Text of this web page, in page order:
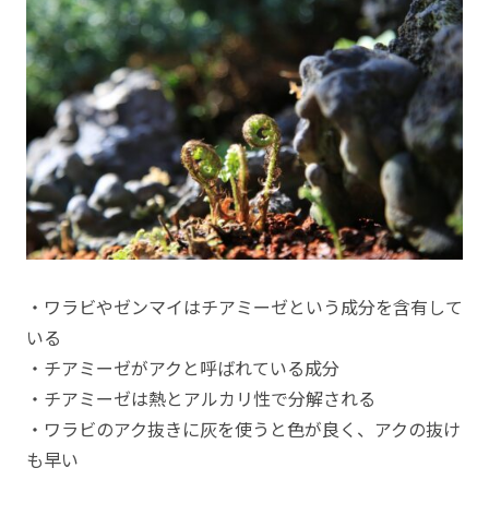
・ワラビやゼンマイはチアミーゼという成分を含有して
いる
・チアミーゼがアクと呼ばれている成分
・チアミーゼは熱とアルカリ性で分解される
・ワラビのアク抜きに灰を使うと色が良く、アクの抜け
も早い